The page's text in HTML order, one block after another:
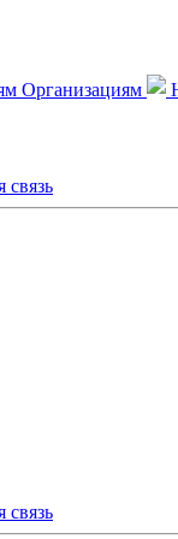
Организациям
связь
связь